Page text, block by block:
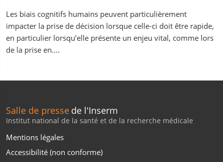
Les biais cognitifs humains peuvent particulièrement
impacter la prise de décision lorsque celle-ci doit être rapide,
en particulier lorsqu’elle présente un enjeu vital, comme lors
de la prise en....
Salle de presse de l'Inserm
Institut national de la santé et de la recherche médicale
Mentions légales
Accessibilité (non conforme)